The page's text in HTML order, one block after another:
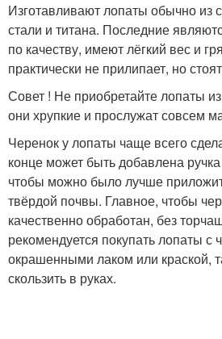
Изготавливают лопаты обычно из
стали и титана. Последние
по качеству, имеют лёгкий вес и
практически не прилипает, но
Совет ! Не приобретайте лопаты
они хрупкие и прослужат совсем
Черенок у лопаты чаще всего
конце может быть добавлена
чтобы можно было лучше
твёрдой почвы. Главное, чтобы
качественно обработан, без
рекомендуется покупать лопаты с
окрашенными лаком или краской,
скользить в руках.